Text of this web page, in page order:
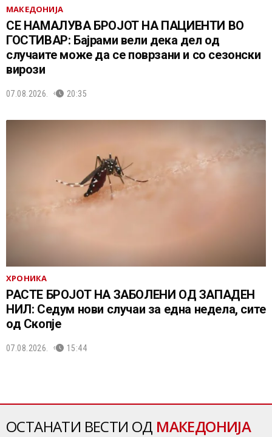
МАКЕДОНИЈА
СЕ НАМАЛУВА БРОЈОТ НА ПАЦИЕНТИ ВО
ГОСТИВАР: Бајрами вели дека дел од
случаите може да се поврзани и со сезонски
вирози
07.08.2026. 20:35
ХРОНИКА
РАСТЕ БРОЈОТ НА ЗАБОЛЕНИ ОД ЗАПАДЕН
НИЛ: Седум нови случаи за една недела, сите
од Скопје
07.08.2026. 15:44
ОСТАНАТИ ВЕСТИ ОД МАКЕДОНИЈА